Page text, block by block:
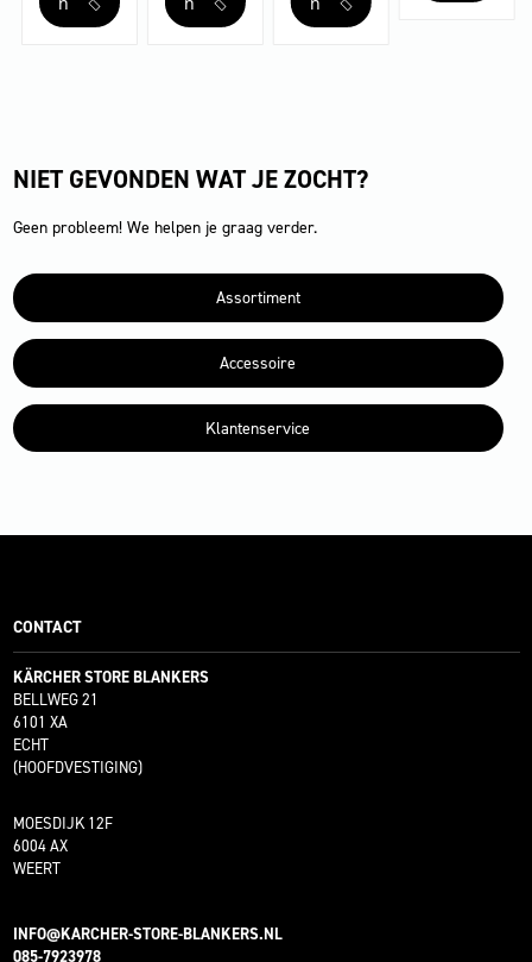
NIET GEVONDEN WAT JE ZOCHT?
Geen probleem! We helpen je graag verder.
Assortiment
Accessoire
Klantenservice
CONTACT
KÄRCHER STORE BLANKERS
BELLWEG 21
6101 XA
ECHT
(HOOFDVESTIGING)
MOESDIJK 12F
6004 AX
WEERT
INFO@KARCHER-STORE-BLANKERS.NL
085-7923978